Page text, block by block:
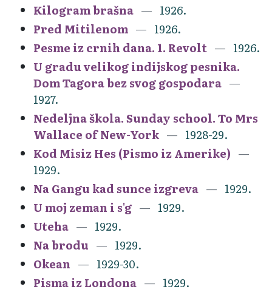
Kilogram brašna
1926.
Pred Mitilenom
1926.
Pesme iz crnih dana. 1. Revolt
1926.
U gradu velikog indijskog pesnika.
Dom Tagora bez svog gospodara
1927.
Nedeljna škola. Sunday school. To Mrs
Wallace of New-York
1928-29.
Kod Misiz Hes (Pismo iz Amerike)
1929.
Na Gangu kad sunce izgreva
1929.
U moj zeman i s'g
1929.
Uteha
1929.
Na brodu
1929.
Okean
1929-30.
Pisma iz Londona
1929.